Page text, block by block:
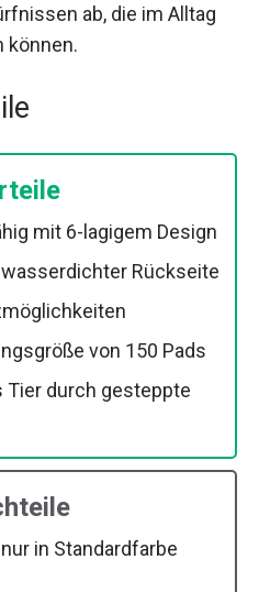
ab, die im Alltag
können.
mit 6-lagigem Design
Rückseite
von 150 Pads
Tier durch gesteppte
in Standardfarbe